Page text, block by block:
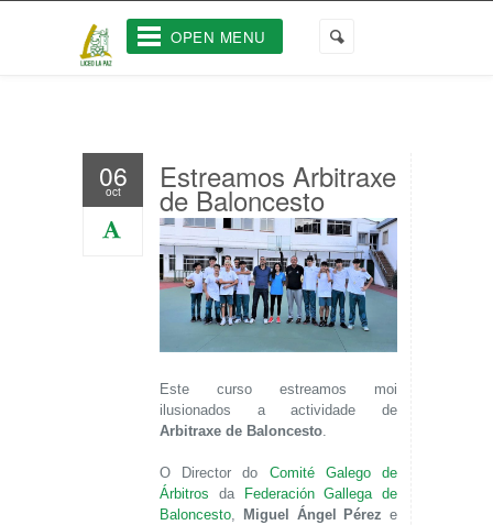
OPEN MENU
06
oct Estreamos Arbitraxe
de Baloncesto
Este curso estreamos moi
ilusionados a actividade de
Arbitraxe de Baloncesto
O Director do Comité Galego de
Árbitros da Federación Gallega de
Baloncesto
Miguel Ángel Pérez e